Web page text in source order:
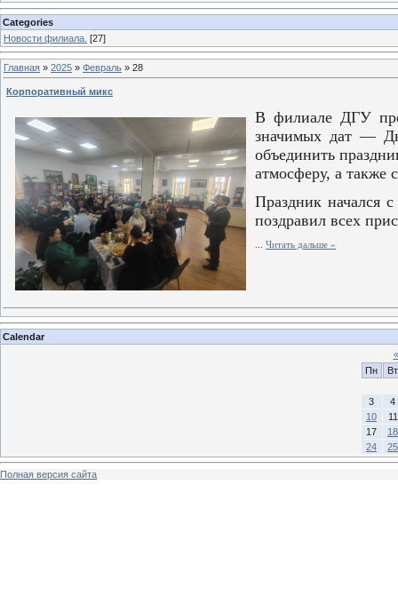
Categories
Новости филиала. [27]
Главная » 2025 » Февраль » 28
Корпоративный микс
В филиале ДГУ
значимых дат —
объединить
атмосферу, а также
Праздник начался
поздравил всех
Читать дальше »
Calendar
«
Пн
Вт
3
4
10
11
17
18
24
25
Полная версия сайта